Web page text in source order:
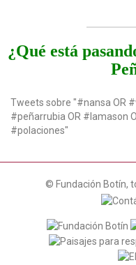
¿Qué está
Tweets sobre "#nansa OR
#peñarrubia OR #lamason
#polaciones"
© Fundación Botín,